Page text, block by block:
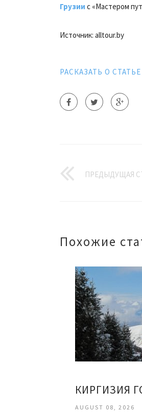
Грузии с «Мастером
Источник: alltour.by
РАСКАЗАТЬ О
ПРЕДЫДУЩАЯ
Похожие
AUGUST 08, 2026